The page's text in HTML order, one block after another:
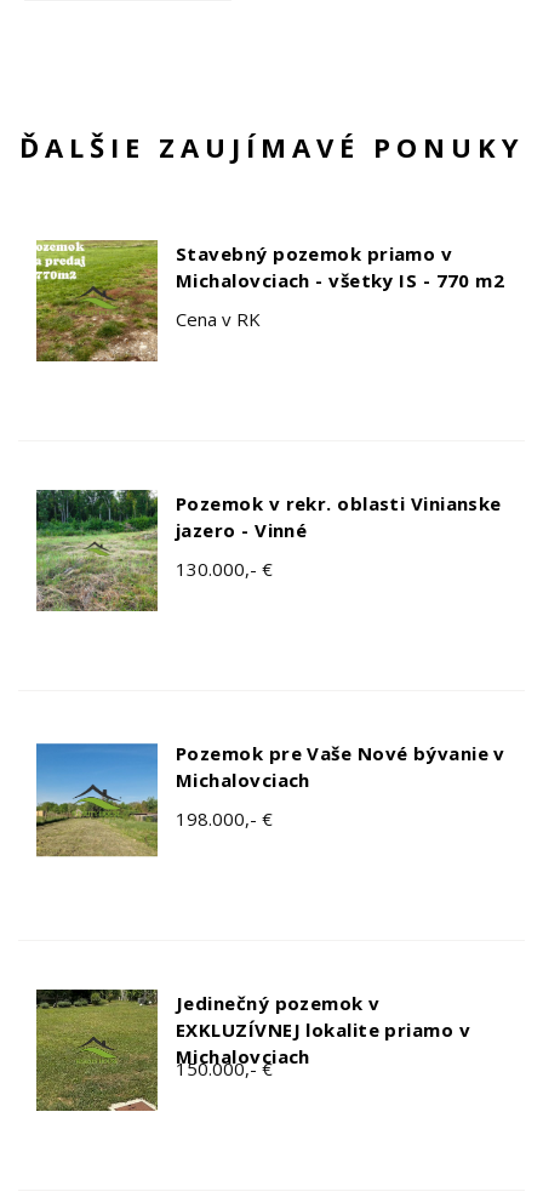
ĎALŠIE ZAUJÍMAVÉ PONUKY
Stavebný pozemok priamo v
Michalovciach - všetky IS - 770 m2
Cena v RK
Pozemok v rekr. oblasti Vinianske
jazero - Vinné
130.000,- €
Pozemok pre Vaše Nové bývanie v
Michalovciach
198.000,- €
Jedinečný pozemok v
EXKLUZÍVNEJ lokalite priamo v
Michalovciach
150.000,- €